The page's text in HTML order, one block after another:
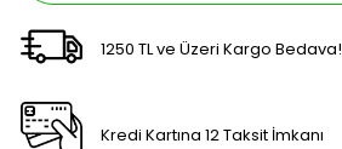
1250 TL ve Üzeri Kargo Bedava!
Kredi Kartına 12 Taksit İmkanı